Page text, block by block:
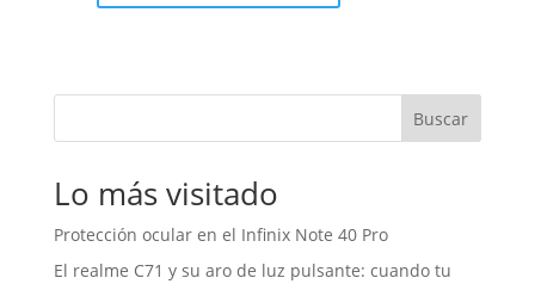
Buscar
Lo más visitado
Protección ocular en el Infinix Note 40 Pro
El realme C71 y su aro de luz pulsante: cuando tu